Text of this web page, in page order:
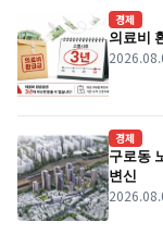
경제
의료비
경제
구로동
변신